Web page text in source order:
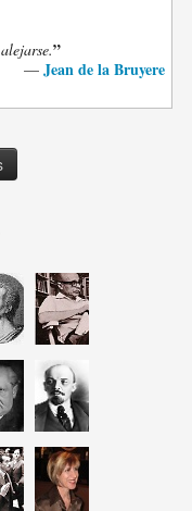
”
— Jean de la Bruyere